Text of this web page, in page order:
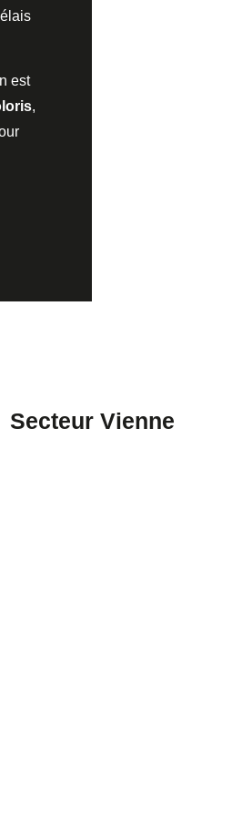
est
,
Secteur Vienne